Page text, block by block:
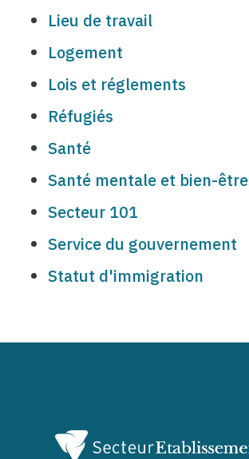
Lieu de travail
Logement
Lois et réglements
Réfugiés
Santé
Santé mentale et bien-être
Secteur 101
Service du gouvernement
Statut d'immigration